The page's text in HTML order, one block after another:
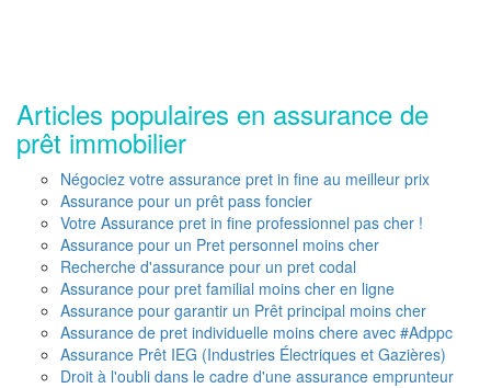
Articles populaires en assurance de
prêt immobilier
Négociez votre assurance pret in fine au meilleur prix
Assurance pour un prêt pass foncier
Votre Assurance pret in fine professionnel pas cher !
Assurance pour un Pret personnel moins cher
Recherche d'assurance pour un pret codal
Assurance pour pret familial moins cher en ligne
Assurance pour garantir un Prêt principal moins cher
Assurance de pret individuelle moins chere avec #Adppc
Assurance Prêt IEG (Industries Électriques et Gazières)
Droit à l'oubli dans le cadre d'une assurance emprunteur